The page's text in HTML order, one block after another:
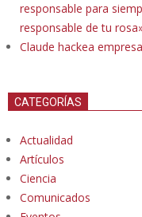
responsable para
responsable de tu
Claude hackea
CATEGORÍAS
Actualidad
Artículos
Ciencia
Comunicados